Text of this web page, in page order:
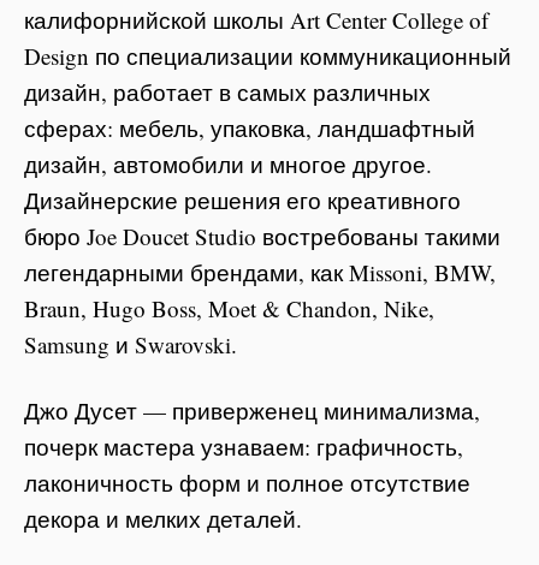
калифорнийской школы Art Center College of
Design по специализации коммуникационный
дизайн, работает в самых различных
сферах: мебель, упаковка, ландшафтный
дизайн, автомобили и многое другое.
Дизайнерские решения его креативного
бюро Joe Doucet Studio востребованы такими
легендарными брендами, как Missoni, BMW,
Braun, Hugo Boss, Moet & Chandon, Nike,
Samsung и Swarovski.
Джо Дусет — приверженец минимализма,
почерк мастера узнаваем: графичность,
лаконичность форм и полное отсутствие
декора и мелких деталей.